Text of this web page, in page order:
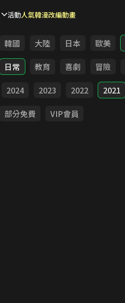
活動人氣韓漫改編動畫
韓國 大陸 日本 歐美
日常 教育 喜劇 冒險
2024 2023 2022 2021
部分免費 VIP會員